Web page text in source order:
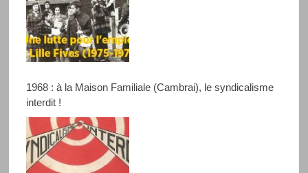
1968 : à la Maison Familiale (Cambrai), le syndicalisme
interdit !